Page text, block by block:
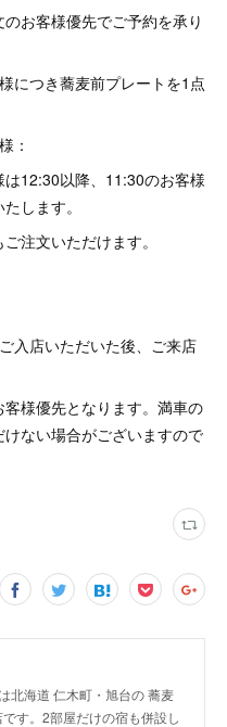
お客様優先でご予約を承り
につき蕎麦前プレートを1点
：
12:30以降、11:30のお客様
します。
注文いただけます。
入店いただいた後、ご来店
様優先となります。満車の
ない場合がございますので
北海道 仁木町・旭台の 蕎麦
す。2部屋だけの宿も併設し